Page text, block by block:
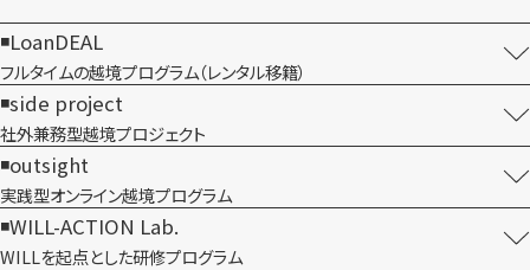
LoanDEAL
フルタイムの越境プログラム​（レンタル移籍）
side project
社外兼務型​越境プロジェクト
outsight
実践型オンライン​越境プログラム
WILL-ACTION Lab.
WILLを​起点とした​研修プログラム